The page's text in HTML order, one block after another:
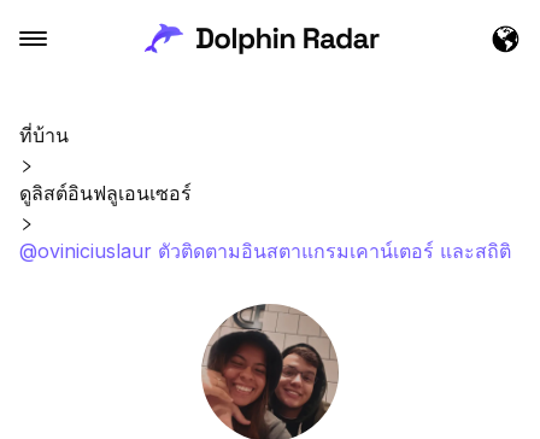
ที่บ้าน
ดูลิสต์อินฟลูเอนเซอร์
@oviniciuslaur ตัวติดตามอินสตาแกรมเคาน์เตอร์ และสถิติ